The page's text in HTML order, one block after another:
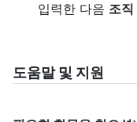
입력한 다음 조
도움말 및 지원